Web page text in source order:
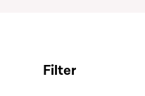
Filter